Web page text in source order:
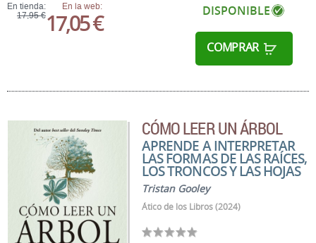
En tienda:
17,95 €
En la web:
17,05 € DISPONIBLE
COMPRAR
CÓMO LEER UN ÁRBOL
APRENDE A INTERPRETAR
LAS FORMAS DE LAS RAÍCES,
LOS TRONCOS Y LAS HOJAS
Tristan Gooley
Ático de los Libros (2024)